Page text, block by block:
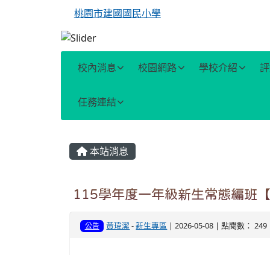
桃園市建國國民小學
校內消息 校園網路 學校介紹
任務連結
主內容區域
本站消息
115學年度一年級新生常態編班
公告 黃瑋潔 -新生專區 | 2026-05-08 | 點閱數： 249